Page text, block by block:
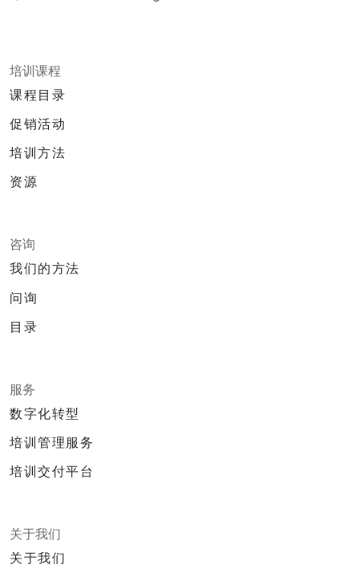
培训课程
课程目录
促销活动
培训方法
资源
咨询
我们的方法
问询
目录
服务
数字化转型
培训管理服务
培训交付平台
关于我们
关于我们